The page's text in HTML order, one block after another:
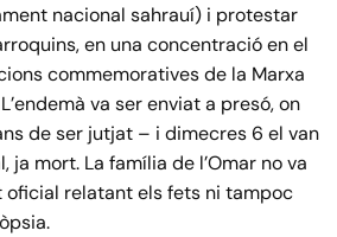
nacional sahrauí) i protestar
en una concentració en el
commemoratives de la Marxa
va ser enviat a presó, on
de ser jutjat – i dimecres 6 el van
ja mort. La família de l’Omar no va
relatant els fets ni tampoc